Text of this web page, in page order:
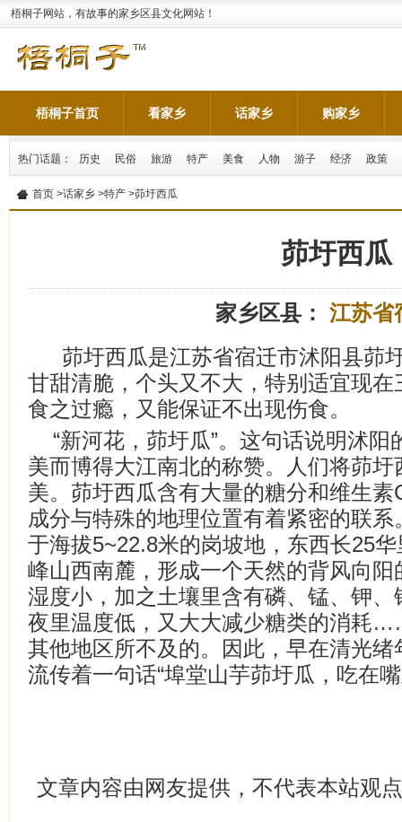
梧桐子网站，有故事的家乡区县文化网站！
梧桐子首页 看家乡 话家乡 购家乡
热门话题： 历史 民俗 旅游 特产 美食 人物 游子 经济 政策
首页 >话家乡 >特产 >茆圩西瓜
茆圩西瓜
家乡区县： 江苏省
茆圩西瓜是江苏省宿迁市沭阳县茆
甘甜清脆，个头又不大，特别适宜现
食之过瘾，又能保证不出现伤食。
“新河花，茆圩瓜”。这句话说明沭
美而博得大江南北的称赞。人们将茆
美。茆圩西瓜含有大量的糖分和维生
成分与特殊的地理位置有着紧密的联
于海拔5~22.8米的岗坡地，东西长25
峰山西南麓，形成一个天然的背风向
湿度小，加之土壤里含有磷、锰、钾
夜里温度低，又大大减少糖类的消耗
其他地区所不及的。因此，早在清光
流传着一句话“埠堂山芋茆圩瓜，吃在
文章内容由网友提供，不代表本站观点